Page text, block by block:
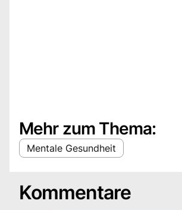
Mehr zum Thema:
Mentale Gesundheit
Kommentare